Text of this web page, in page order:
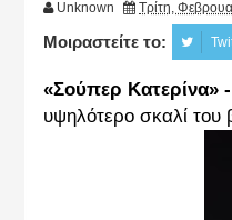
Unknown Τρίτη,
Μοιραστείτε το:
«Σούπερ Κατερίνα»
υψηλότερο σκαλί του